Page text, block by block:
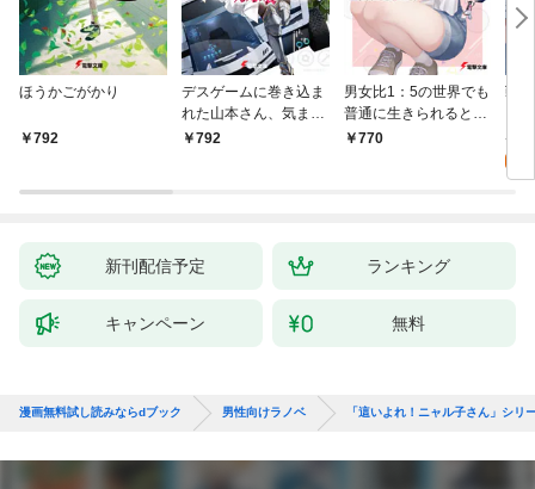
ほうかごがかり
792
デスゲームに巻き込ま
れた山本さん、気まま
にゲームバランスを崩
792
男女比1：5の世界でも
普通に生きられると思
った？ ～激重感情な
770
戦
活
特
新刊配信予定 ランキング
キャンペーン 無料
漫画無料試し読みならdブック 男性向けラノベ 「這いよれ！ニャル子さん」シリ